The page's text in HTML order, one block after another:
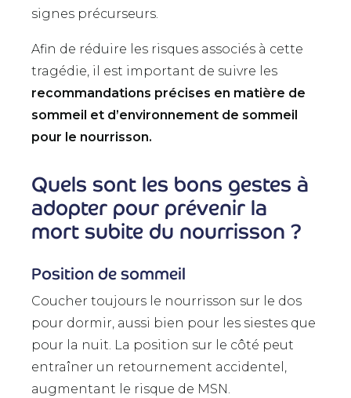
signes précurseurs.
Afin de réduire les risques associés à cette
tragédie, il est important de suivre les
recommandations précises en matière de
sommeil et d’environnement de sommeil
pour le nourrisson.
Quels sont les bons gestes à
adopter pour prévenir la
mort subite du nourrisson ?
Position de sommeil
Coucher toujours le nourrisson sur le dos
pour dormir, aussi bien pour les siestes que
pour la nuit. La position sur le côté peut
entraîner un retournement accidentel,
augmentant le risque de MSN.